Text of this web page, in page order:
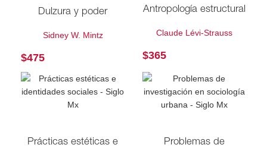
Dulzura y poder
Sidney W. Mintz
$475
Antropología estructural
Claude Lévi-Strauss
$365
Prácticas estéticas e Problemas de